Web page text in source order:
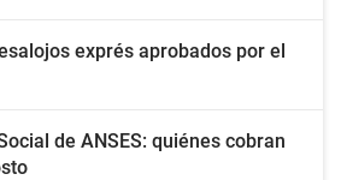
exprés aprobados por el
de ANSES: quiénes cobran